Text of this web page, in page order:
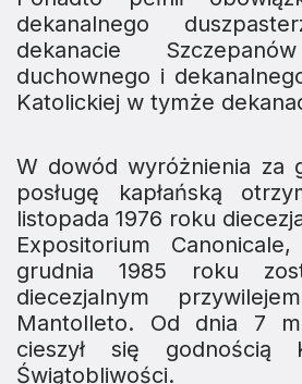
dekanalnego
dekanacie
duchownego i
Katolickiej w tymże
W dowód wyróżnienia za
posługę kapłańską
listopada 1976 roku
Expositorium Canonicale,
grudnia 1985 roku
diecezjalnym
Mantolleto. Od dnia 7
cieszył się godnością
Świątobliwości.